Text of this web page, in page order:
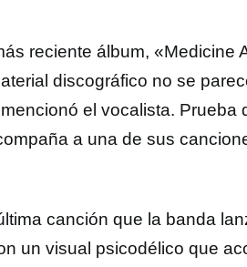
reciente álbum, «Medicine
discográfico no se
el vocalista. Prueba
a una de sus
canción que la banda
un visual psicodélico que